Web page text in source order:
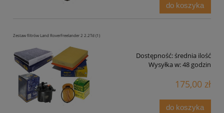
do koszyka
Zestaw filtrów Land RoverFreelander 2 2.2Td (1)
Dostępność:średnia ilość
Wysyłka w:48 godzin
175,00 zł
do koszyka